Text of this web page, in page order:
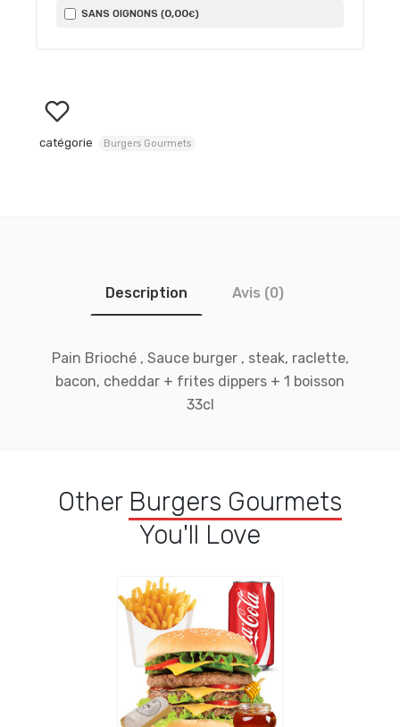
SANS OIGNONS (0,00€)
catégorie Burgers Gourmets
Description Avis (0)
Pain Brioché , Sauce burger , steak, raclette,
bacon, cheddar + frites dippers + 1 boisson
33cl
Other Burgers Gourmets
You'll Love